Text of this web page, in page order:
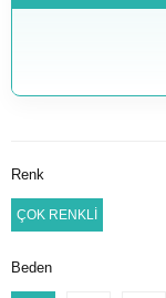
Renk
ÇOK RENKLİ
Beden